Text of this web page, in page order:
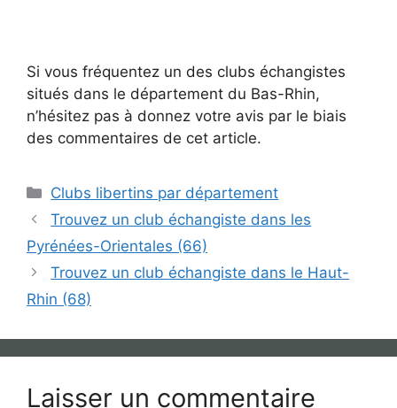
Si vous fréquentez un des clubs échangistes
situés dans le département du Bas-Rhin,
n’hésitez pas à donnez votre avis par le biais
des commentaires de cet article.
Catégories
Clubs libertins par département
Trouvez un club échangiste dans les
Pyrénées-Orientales (66)
Trouvez un club échangiste dans le Haut-
Rhin (68)
Laisser un commentaire